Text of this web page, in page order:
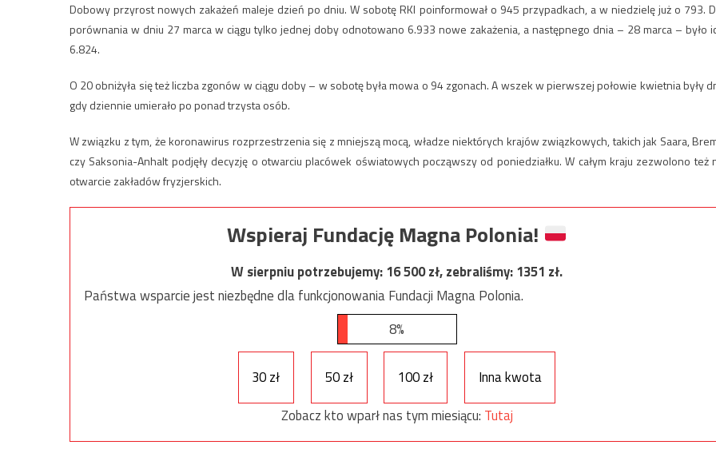
Dobowy przyrost nowych zakażeń maleje dzień po dniu. W sobotę RKI poinformował o 945 przypadkach, a w niedzielę już o 793.
porównania w dniu 27 marca w ciągu tylko jednej doby odnotowano 6.933 nowe zakażenia, a następnego dnia – 28 marca – było
6.824.
O 20 obniżyła się też liczba zgonów w ciągu doby – w sobotę była mowa o 94 zgonach. A wszek w pierwszej połowie kwietnia były
gdy dziennie umierało po ponad trzysta osób.
W związku z tym, że koronawirus rozprzestrzenia się z mniejszą mocą, władze niektórych krajów związkowych, takich jak Saara,
czy Saksonia-Anhalt podjęły decyzję o otwarciu placówek oświatowych począwszy od poniedziałku. W całym kraju zezwolono też
otwarcie zakładów fryzjerskich.
Wspieraj Fundację Magna Polonia!
W sierpniu potrzebujemy:16 500zł, zebraliśmy:1351 zł.
Państwa wsparcie jest niezbędne dla funkcjonowania Fundacji Magna Polonia.
8%
30 zł 50 zł 100 zł
Inna kwota
Zobacz kto wparł nas tym miesiącu: Tutaj